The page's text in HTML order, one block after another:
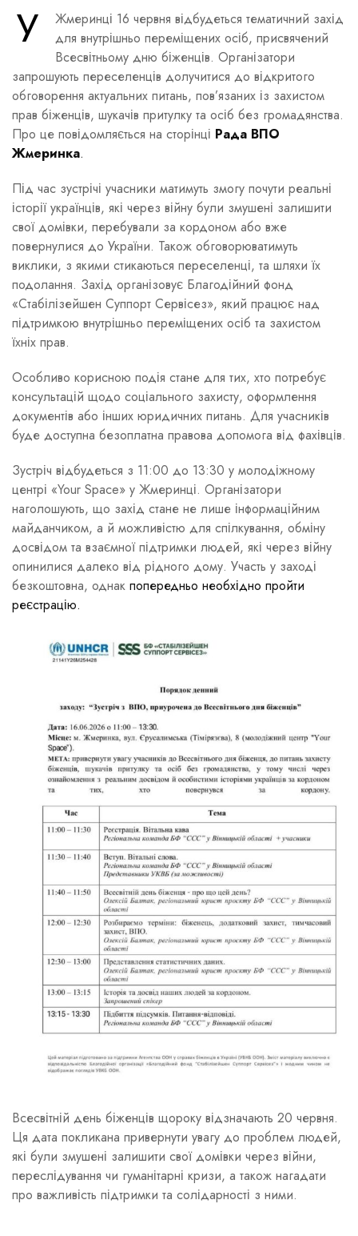
У
Жмеринці 16 червня відбудеться тематичний захід
для внутрішньо переміщених осіб, присвячений
Всесвітньому дню біженців. Організатори
запрошують переселенців долучитися до відкритого
обговорення актуальних питань, пов’язаних із захистом
прав біженців, шукачів притулку та осіб без громадянства.
Про це повідомляється на сторінці Рада ВПО
Жмеринка.
Під час зустрічі учасники матимуть змогу почути реальні
історії українців, які через війну були змушені залишити
свої домівки, перебували за кордоном або вже
повернулися до України. Також обговорюватимуть
виклики, з якими стикаються переселенці, та шляхи їх
подолання. Захід організовує Благодійний фонд
«Стабілізейшен Суппорт Сервісез», який працює над
підтримкою внутрішньо переміщених осіб та захистом
їхніх прав.
Особливо корисною подія стане для тих, хто потребує
консультацій щодо соціального захисту, оформлення
документів або інших юридичних питань. Для учасників
буде доступна безоплатна правова допомога від фахівців.
Зустріч відбудеться з 11:00 до 13:30 у молодіжному
центрі «Your Space» у Жмеринці. Організатори
наголошують, що захід стане не лише інформаційним
майданчиком, а й можливістю для спілкування, обміну
досвідом та взаємної підтримки людей, які через війну
опинилися далеко від рідного дому. Участь у заході
безкоштовна, однак попередньо необхідно пройти
реєстрацію.
Всесвітній день біженців щороку відзначають 20 червня.
Ця дата покликана привернути увагу до проблем людей,
які були змушені залишити свої домівки через війни,
переслідування чи гуманітарні кризи, а також нагадати
про важливість підтримки та солідарності з ними.